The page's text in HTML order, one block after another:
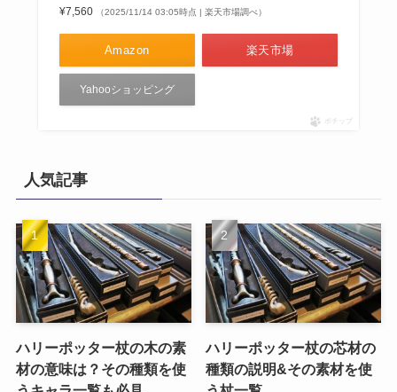
¥7,560
（2025/11/14 03:05時点 | 楽天市場調べ）
Amazon 楽天市場
Yahooショッピング
ポチップ
人気記事
ハリーポッター杖の木の素
材の意味は？その種類を使
ハリーポッター杖の芯材の
種類の説明&その素材を使